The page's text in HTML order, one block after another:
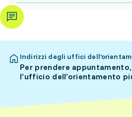
Indirizzi degli uffici
Per prendere
l’ufficio dell’orientamento